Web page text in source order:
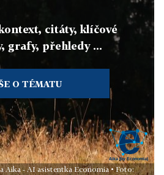
citáty, klíčové
grafy, přehledy ...
O TÉMATU
Aika - AI asistentka Economia • Foto: